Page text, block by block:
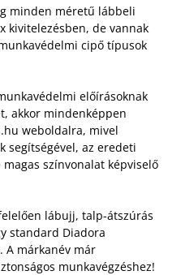
minden méretű lábbeli
kivitelezésben, de vannak
cipő típusok
előírásoknak
akkor mindenképpen
weboldalra, mivel
segítségével, az eredeti
színvonalat képviselő
lábujj, talp-átszúrás
standard Diadora
A márkanév már
munkavégzéshez!